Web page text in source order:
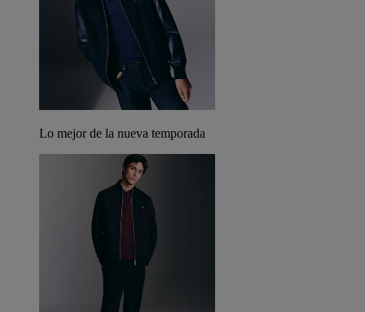
Lo mejor de la nueva temporada